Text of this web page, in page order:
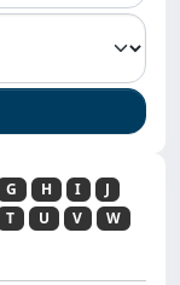
G H I
J
T U V
W